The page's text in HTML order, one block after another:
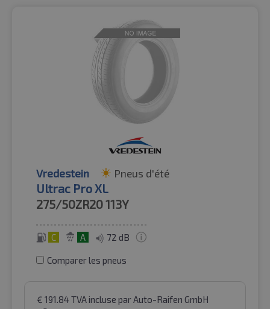
Vredestein Pneus d'été
Ultrac Pro XL
275/50ZR20113Y
C A 72 dB
Comparer les pneus
€ 191.84TVA incluse par Auto-Raifen GmbH